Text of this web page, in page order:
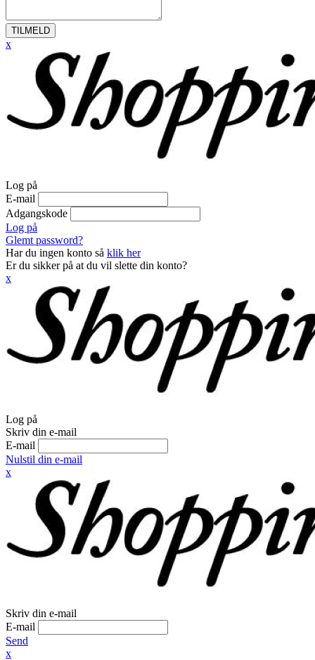
TILMELD
x
Log på
E-mail
Adgangskode
Log på
Glemt password?
Har du ingen konto så klik her
Er du sikker på at du vil slette din konto?
x
Log på
Skriv din e-mail
E-mail
Nulstil din e-mail
x
Skriv din e-mail
E-mail
Send
x